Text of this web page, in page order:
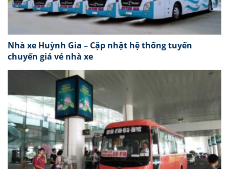
Nhà xe Huỳnh Gia – Cập nhật hệ thống tuyến
chuyến giá vé nhà xe